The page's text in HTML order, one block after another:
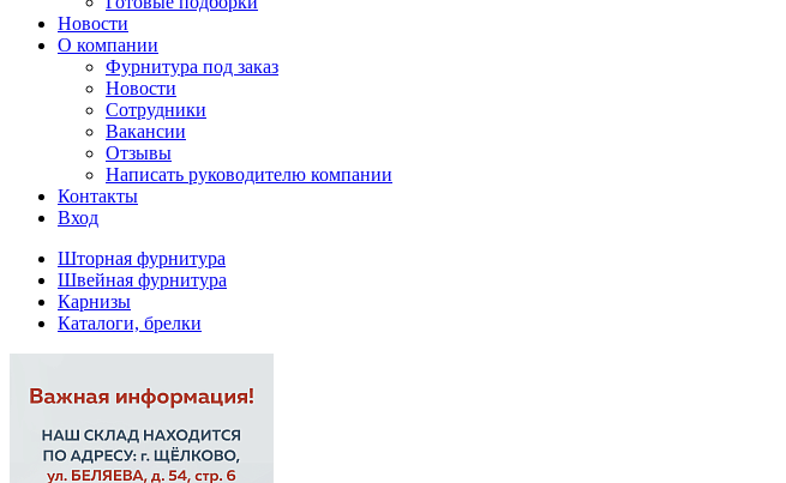
Новости
О компании
Фурнитура под заказ
Новости
Сотрудники
Вакансии
Отзывы
Написать руководителю компании
Контакты
Вход
Шторная фурнитура
Швейная фурнитура
Карнизы
Каталоги, брелки